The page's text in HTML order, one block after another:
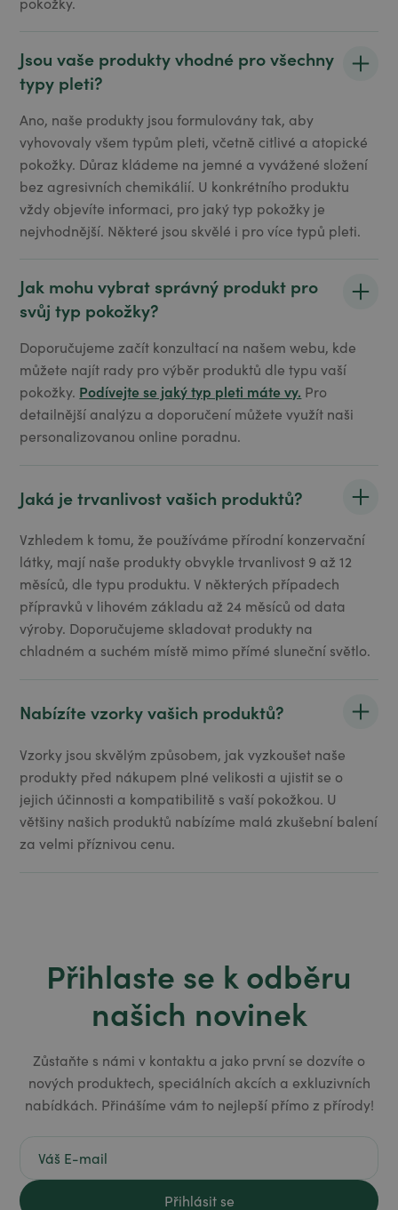
Jsou vaše produkty vhodné pro všechny
typy pleti?
Ano, naše produkty jsou formulovány tak, aby
vyhovovaly všem typům pleti, včetně citlivé a atopické
pokožky. Důraz kládeme na jemné a vyvážené složení
bez agresivních chemikálií. U konkrétního produktu
vždy objevíte informaci, pro jaký typ pokožky je
nejvhodnější. Některé jsou skvělé i pro více typů pleti.
Jak mohu vybrat správný produkt pro
svůj typ pokožky?
Doporučujeme začít konzultací na našem webu, kde
můžete najít rady pro výběr produktů dle typu vaší
pokožky. Podívejte se jaký typ pleti máte vy. Pro
detailnější analýzu a doporučení můžete využít naši
personalizovanou online poradnu.
Jaká je trvanlivost vašich produktů?
Vzhledem k tomu, že používáme přírodní konzervační
látky, mají naše produkty obvykle trvanlivost 9 až 12
měsíců, dle typu produktu. V některých případech
přípravků v lihovém základu až 24 měsíců od data
výroby. Doporučujeme skladovat produkty na
chladném a suchém místě mimo přímé sluneční světlo.
Nabízíte vzorky vašich produktů?
Vzorky jsou skvělým způsobem, jak vyzkoušet naše
produkty před nákupem plné velikosti a ujistit se o
jejich účinnosti a kompatibilitě s vaší pokožkou. U
většiny našich produktů nabízíme malá zkušební balení
za velmi příznivou cenu.
Přihlaste se k odběru
našich novinek
Zůstaňte s námi v kontaktu a jako první se dozvíte o
nových produktech, speciálních akcích a exkluzivních
nabídkách. Přinášíme vám to nejlepší přímo z přírody!